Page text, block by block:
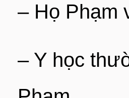
– Họ Phạm
– Y học